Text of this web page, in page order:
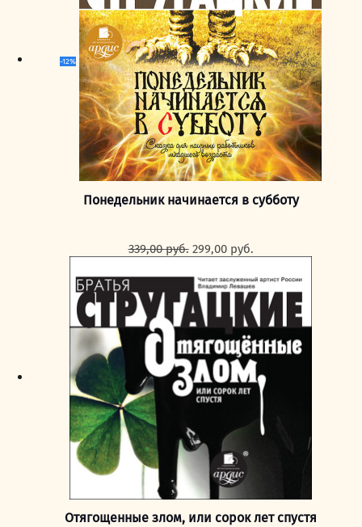
-12%
Понедельник начинается в субботу
339,00руб. Первоначальная
цена
составляла
339,00 руб..
299,00 руб.
цена:
299,00 руб..
Отягощенные злом, или сорок лет спустя